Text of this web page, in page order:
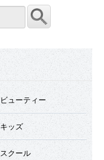
ビューティー
キッズ
スクール